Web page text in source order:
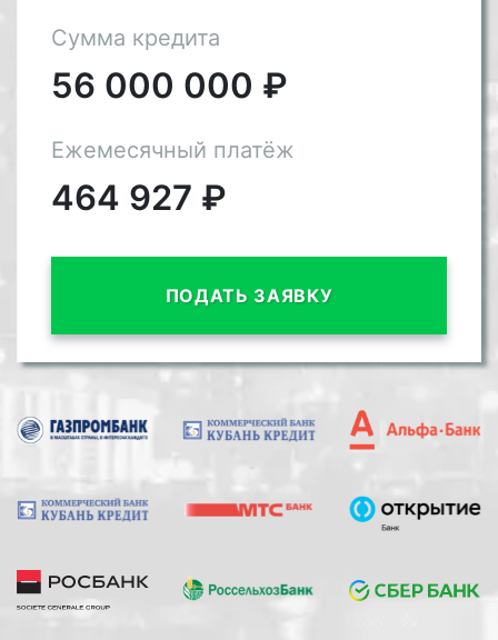
Сумма кредита
56 000 000 ₽
Ежемесячный платёж
464 927 ₽
ПОДАТЬ ЗАЯВКУ